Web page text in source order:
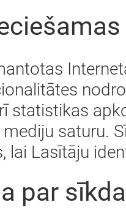
statistikas
saturu.
lai Lasītāju
par